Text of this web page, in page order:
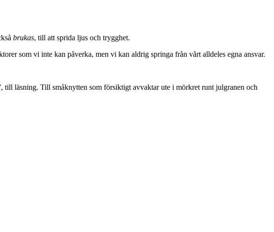
brukas, till att sprida ljus och trygghet.
som vi inte kan påverka, men vi kan aldrig springa från vårt alldeles egna ansvar.
till läsning. Till småknytten som försiktigt avvaktar ute i mörkret runt julgranen och